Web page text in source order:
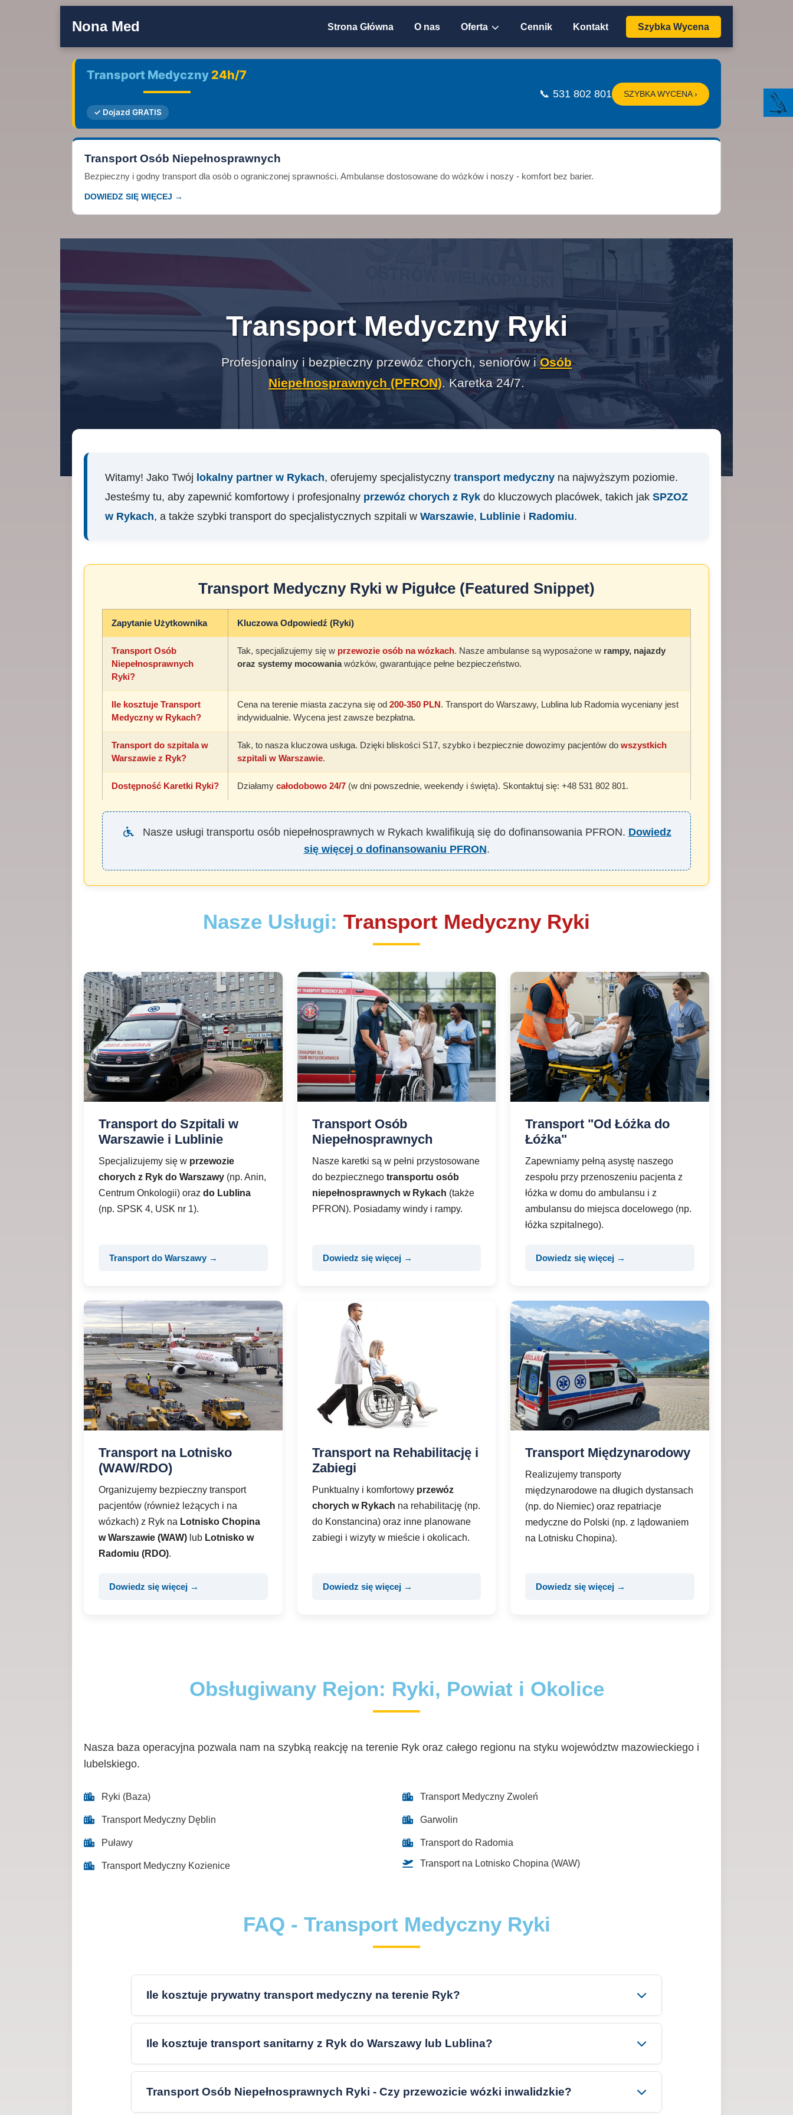
Nona Med Strona Główna O nas Oferta Cennik Kontakt Szybka Wycena
Transport Medyczny 24h/7
✓ Dojazd GRATIS
📞 531 802 801 SZYBKA WYCENA ›
Transport Osób Niepełnosprawnych
Bezpieczny i godny transport dla osób o ograniczonej sprawności. Ambulanse dostosowane do wózków i noszy - komfort bez barier.
DOWIEDZ SIĘ WIĘCEJ →
Transport Medyczny Ryki
Profesjonalny i bezpieczny przewóz chorych, seniorów i Osób
Niepełnosprawnych (PFRON). Karetka 24/7.
Witamy! Jako Twój lokalny partner w Rykach, oferujemy specjalistyczny transport medyczny na najwyższym poziomie.
Jesteśmy tu, aby zapewnić komfortowy i profesjonalny przewóz chorych z Ryk do kluczowych placówek, takich jak SPZOZ
w Rykach, a także szybki transport do specjalistycznych szpitali w Warszawie, Lublinie i Radomiu.
Transport Medyczny Ryki w Pigułce (Featured Snippet)
Zapytanie Użytkownika Kluczowa Odpowiedź (Ryki)
Transport Osób
Niepełnosprawnych
Ryki?
Tak, specjalizujemy się w przewozie osób na wózkach. Nasze ambulanse są wyposażone w rampy, najazdy
oraz systemy mocowaniawózków, gwarantujące pełne bezpieczeństwo.
Ile kosztuje Transport
Medyczny w Rykach?
Cena na terenie miasta zaczyna się od 200-350 PLN. Transport do Warszawy, Lublina lub Radomia wyceniany jest
indywidualnie. Wycena jest zawsze bezpłatna.
Transport do szpitala w
Warszawie z Ryk?
Tak, to nasza kluczowa usługa. Dzięki bliskości S17, szybko i bezpiecznie dowozimy pacjentów do wszystkich
szpitali w Warszawie.
Dostępność Karetki Ryki? Działamy całodobowo 24/7 (w dni powszednie, weekendy i święta). Skontaktuj się: +48 531 802 801.
Nasze usługi transportu osób niepełnosprawnych w Rykach kwalifikują się do dofinansowania PFRON. Dowiedz
się więcej o dofinansowaniu PFRON.
Nasze Usługi: Transport Medyczny Ryki
Transport do Szpitali w
Warszawie i Lublinie
Specjalizujemy się w przewozie
chorych z Ryk do Warszawy (np. Anin,
Centrum Onkologii) oraz do Lublina
(np. SPSK 4, USK nr 1).
Transport do Warszawy →
Transport Osób
Niepełnosprawnych
Nasze karetki są w pełni przystosowane
do bezpiecznego transportu osób
niepełnosprawnych w Rykach (także
PFRON). Posiadamy windy i rampy.
Dowiedz się więcej →
Transport "Od Łóżka do
Łóżka"
Zapewniamy pełną asystę naszego
zespołu przy przenoszeniu pacjenta z
łóżka w domu do ambulansu i z
ambulansu do miejsca docelowego (np.
łóżka szpitalnego).
Dowiedz się więcej →
Transport na Lotnisko
(WAW/RDO)
Organizujemy bezpieczny transport
pacjentów (również leżących i na
wózkach) z Ryk na Lotnisko Chopina
w Warszawie (WAW) lub Lotnisko w
Radomiu (RDO).
Dowiedz się więcej →
Transport na Rehabilitację i
Zabiegi
Punktualny i komfortowy przewóz
chorych w Rykach na rehabilitację (np.
do Konstancina) oraz inne planowane
zabiegi i wizyty w mieście i okolicach.
Dowiedz się więcej →
Transport Międzynarodowy
Realizujemy transporty
międzynarodowe na długich dystansach
(np. do Niemiec) oraz repatriacje
medyczne do Polski (np. z lądowaniem
na Lotnisku Chopina).
Dowiedz się więcej →
Obsługiwany Rejon: Ryki, Powiat i Okolice
Nasza baza operacyjna pozwala nam na szybką reakcję na terenie Ryk oraz całego regionu na styku województw mazowieckiego i
lubelskiego.
Ryki (Baza)
Transport Medyczny Dęblin
Puławy
Transport Medyczny Kozienice
Transport Medyczny Zwoleń
Garwolin
Transport do Radomia
Transport na Lotnisko Chopina (WAW)
FAQ - Transport Medyczny Ryki
Ile kosztuje prywatny transport medyczny na terenie Ryk?
Ile kosztuje transport sanitarny z Ryk do Warszawy lub Lublina?
Transport Osób Niepełnosprawnych Ryki - Czy przewozicie wózki inwalidzkie?